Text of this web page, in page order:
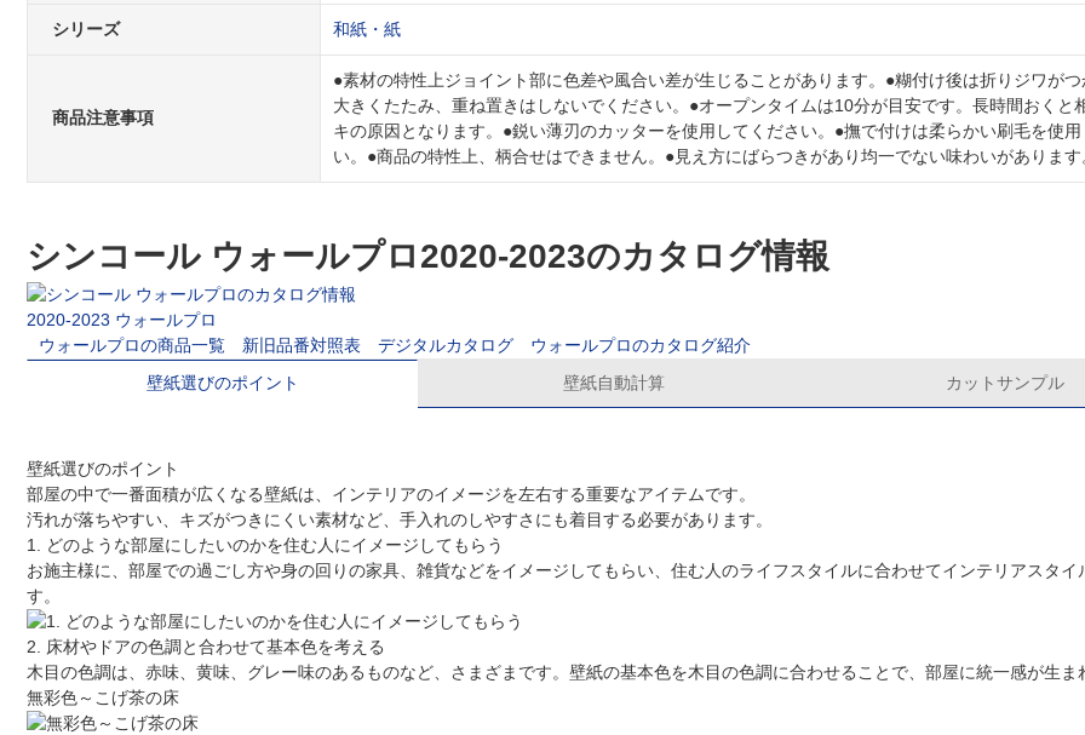
シリーズ 和紙・紙
商品注意事項
●素材の特性上ジョイント部に色差や風合い差が生じることがあります。●糊付け後は折りジワが
大きくたたみ、重ね置きはしないでください。●オープンタイムは10分が目安です。長時間おくと
キの原因となります。●鋭い薄刃のカッターを使用してください。●撫で付けは柔らかい刷毛を使
い。●商品の特性上、柄合せはできません。●見え方にばらつきがあり均一でない味わいがあります
シンコール ウォールプロ2020-2023のカタログ情報
2020-2023 ウォールプロ
ウォールプロの商品一覧
新旧品番対照表 デジタルカタログ
ウォールプロのカタログ紹介
壁紙選びのポイント
壁紙自動計算 カットサンプル
壁紙選びのポイント
部屋の中で一番面積が広くなる壁紙は、インテリアのイメージを左右する重要なアイテムです。
汚れが落ちやすい、キズがつきにくい素材など、手入れのしやすさにも着目する必要があります。
1. どのような部屋にしたいのかを住む人にイメージしてもらう
お施主様に、部屋での過ごし方や身の回りの家具、雑貨などをイメージしてもらい、住む人のライフスタイルに合わせてインテリアスタイ
す。
2. 床材やドアの色調と合わせて基本色を考える
木目の色調は、赤味、黄味、グレー味のあるものなど、さまざまです。壁紙の基本色を木目の色調に合わせることで、部屋に統一感が生ま
無彩色～こげ茶の床